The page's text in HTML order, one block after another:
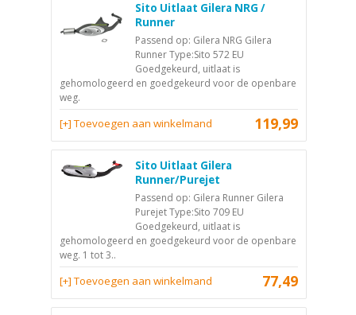
Sito Uitlaat Gilera NRG /
Runner
Passend op: Gilera NRG Gilera
Runner Type:Sito 572 EU
Goedgekeurd, uitlaat is
gehomologeerd en goedgekeurd voor de openbare
weg.
119,99
[+] Toevoegen aan winkelmand
Sito Uitlaat Gilera
Runner/Purejet
Passend op: Gilera Runner Gilera
Purejet Type:Sito 709 EU
Goedgekeurd, uitlaat is
gehomologeerd en goedgekeurd voor de openbare
weg. 1 tot 3..
77,49
[+] Toevoegen aan winkelmand